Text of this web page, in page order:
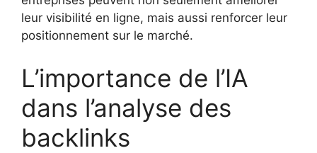
leur visibilité en ligne, mais aussi renforcer leur
positionnement sur le marché.
L’importance de l’IA
dans l’analyse des
backlinks